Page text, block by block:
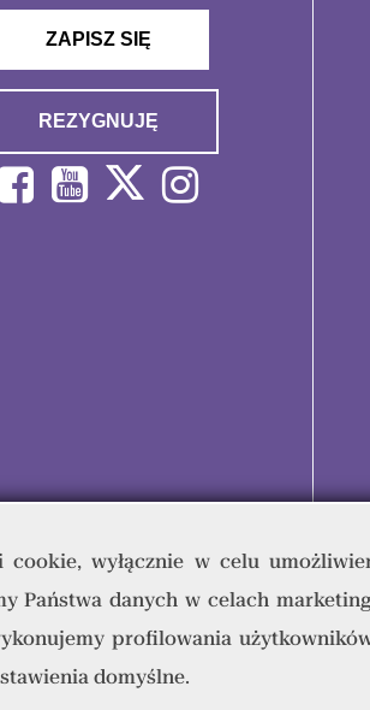
ZAPISZ SIĘ
REZYGNUJĘ
wyłącznie w celu
Państwa danych w celach
profilowania
domyślne.